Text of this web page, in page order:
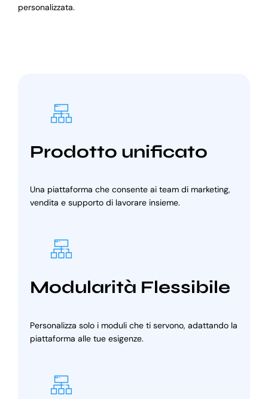
personalizzata.
Prodotto unificato
Una piattaforma che consente ai team di marketing,
vendita e supporto di lavorare insieme.
Modularità Flessibile
Personalizza solo i moduli che ti servono, adattando la
piattaforma alle tue esigenze.